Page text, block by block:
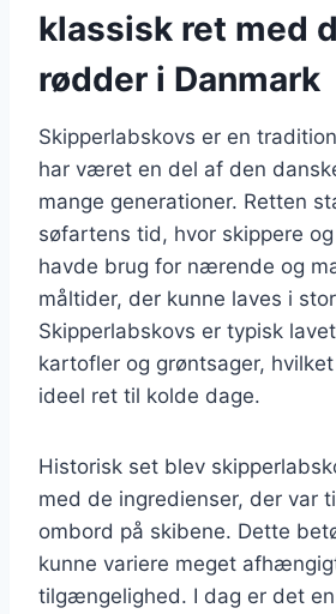
klassisk ret med
rødder i Danmark
Skipperlabskovs er en
har været en del af den
mange generationer. Retten
søfartens tid, hvor skippere
havde brug for nærende og
måltider, der kunne laves i
Skipperlabskovs er typisk
kartofler og grøntsager,
ideel ret til kolde dage.
Historisk set blev
med de ingredienser, der var
ombord på skibene. Dette
kunne variere meget
tilgængelighed. I dag er det